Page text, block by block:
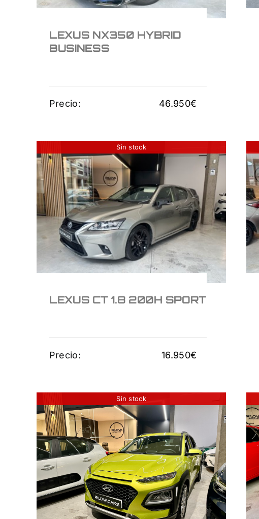
LEXUS NX350 HYBRID
BUSINESS
Precio: 46.950€
Sin stock
LEXUS CT 1.8 200H
SPORT
16.950€
LEXUS CT 1.8 200H SPORT
Precio: 16.950€
Sin stock
HYUNDAI KONA TGDI 1.0
120CV
13.500€